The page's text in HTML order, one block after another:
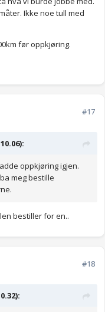
Ikke noe tull med
før oppkjøring.
#17
oppkjøring igjen.
meg bestille
bestiller for en..
#18